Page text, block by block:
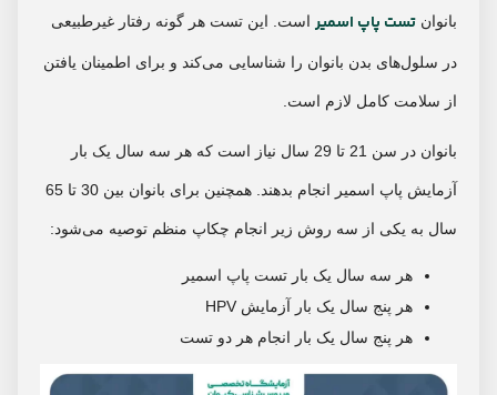
بانوان تست پاپ اسمیر است. این تست هر گونه رفتار غیرطبیعی
در سلول‌های بدن بانوان را شناسایی می‌کند و برای اطمینان یافتن
از سلامت کامل لازم است.
بانوان در سن 21 تا 29 سال نیاز است که هر سه سال یک بار
آزمایش پاپ اسمیر انجام بدهند. همچنین برای بانوان بین 30 تا 65
سال به یکی از سه روش زیر انجام چکاپ منظم توصیه می‌شود:
هر سه سال یک بار تست پاپ اسمیر
هر پنج سال یک بار آزمایش HPV
هر پنج سال یک بار انجام هر دو تست